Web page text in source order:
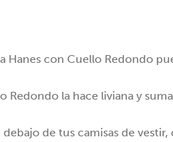
Hanes con Cuello Redondo
Redondo la hace liviana y
de tus camisas de